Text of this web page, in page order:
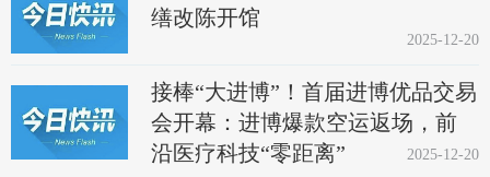
缮改陈开馆
2025-12-20
接棒“大进博”！首届进博优品交易
会开幕：进博爆款空运返场，前
沿医疗科技“零距离”
2025-12-20